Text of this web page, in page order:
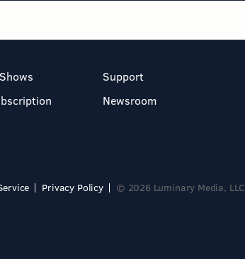
Support
Newsroom
Privacy Policy © 2026 Luminary Media, LLC